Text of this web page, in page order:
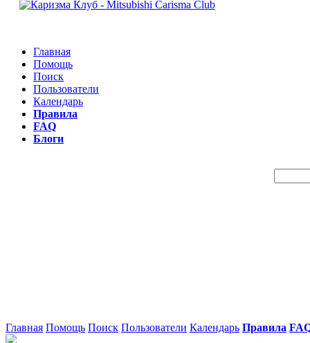
Главная
Помощь
Поиск
Пользователи
Календарь
Правила
FAQ
Блоги
Главная Помощь Поиск Пользователи Календарь Правила